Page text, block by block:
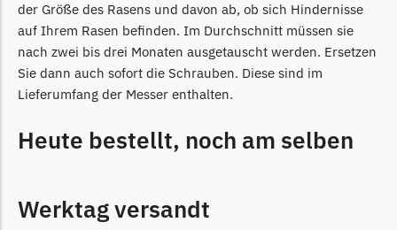
Sunseeker
Sunseeker Messer
TECH Line
Begrenzungsdraht
Texas Messer
Begrenzungsdraht
der Größe des Rasens und davon ab, ob sich Hindernisse
auf Ihrem Rasen befinden. Im Durchschnitt müssen sie
nach zwei bis drei Monaten ausgetauscht werden. Ersetzen
Sie dann auch sofort die Schrauben. Diese sind im
Lieferumfang der Messer enthalten.
Heute bestellt, noch am selben
Werktag versandt